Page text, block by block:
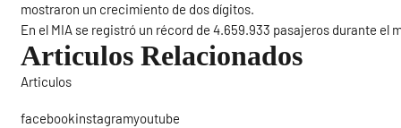
mostraron un crecimiento de dos dígitos.
En el MIA se registró un récord de 4.659.933 pasajeros durante el
Articulos Relacionados
Articulos
facebookinstagramyoutube